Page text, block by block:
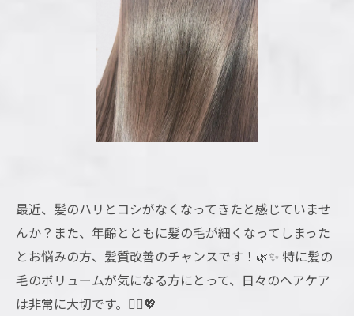
最近、髪のハリとコシがなくなってきたと感じていませ
んか？また、年齢とともに髪の毛が細くなってしまった
とお悩みの方、髪質改善のチャンスです！🌿✨ 特に髪の
毛のボリュームが気になる方にとって、日々のヘアケア
は非常に大切です。💆‍♀️💖